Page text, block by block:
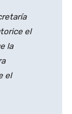
el
la
el